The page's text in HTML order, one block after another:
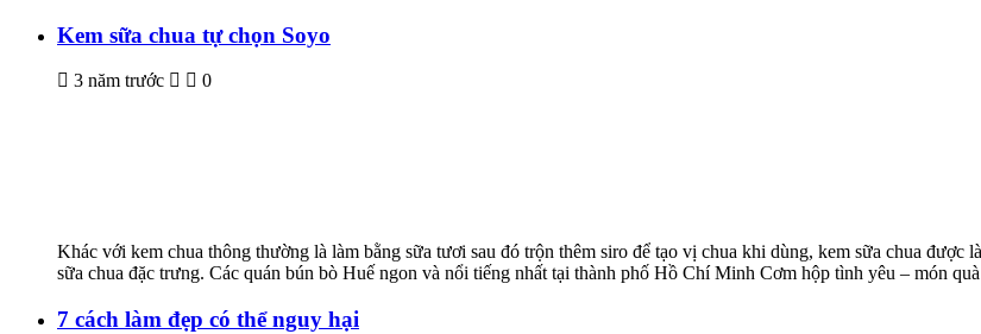
Kem sữa chua tự chọn Soyo
3 năm trước 0
Khác với kem chua thông thường là làm bằng sữa tươi sau đó trộn thêm siro để tạo vị chua khi dùng, kem sữa chua
sữa chua đặc trưng. Các quán bún bò Huế ngon và nổi tiếng nhất tại thành phố Hồ Chí Minh Cơm hộp tình yêu – món
7 cách làm đẹp có thể nguy hại